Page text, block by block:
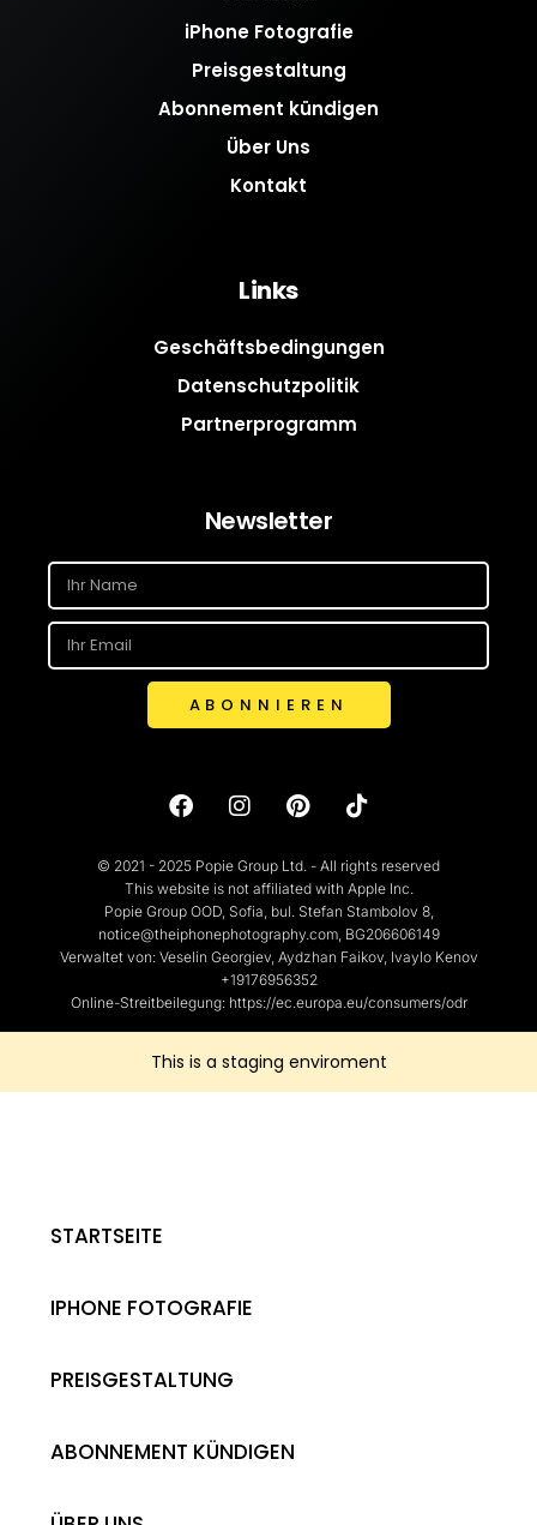
iPhone Fotografie
Preisgestaltung
Abonnement kündigen
Über Uns
Kontakt
Links
Geschäftsbedingungen
Datenschutzpolitik
Partnerprogramm
Newsletter
ABONNIEREN
© 2021 - 2025 Popie Group Ltd. - All rights reserved
This website is not affiliated with Apple Inc.
Popie Group OOD, Sofia, bul. Stefan Stambolov 8,
notice@theiphonephotography.com, BG206606149
Verwaltet von: Veselin Georgiev, Aydzhan Faikov, Ivaylo Kenov
+19176956352
Online-Streitbeilegung: https://ec.europa.eu/consumers/odr
This is a staging enviroment
STARTSEITE
IPHONE FOTOGRAFIE
PREISGESTALTUNG
ABONNEMENT KÜNDIGEN